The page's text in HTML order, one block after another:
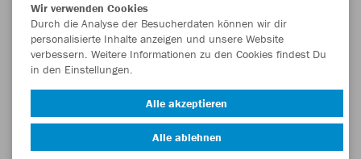
25.01.2023
JAKO startet Partnerschaft mit Celine
Preuß
Die Fußballspielerin ist ab sofort JAKO Markenbotschafterin
Wir verwenden Cookies
Durch die Analyse der Besucherdaten können wir dir
personalisierte Inhalte anzeigen und unsere Website
verbessern. Weitere Informationen zu den Cookies findest Du
in den Einstellungen.
Alle akzeptieren
Alle ablehnen